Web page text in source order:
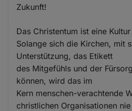
Zukunft!
Das Christentum ist eine
Solange sich die Kirchen, mit
Unterstützung, das Etikett
des Mitgefühls und der
können, wird das im
Kern menschen-verachtende
christlichen Organisationen